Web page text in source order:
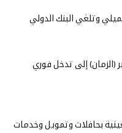
وتلغي البنك الدولي
(الزمان) إلى تدخل فوري
بحافلات وتمويل وخدمات